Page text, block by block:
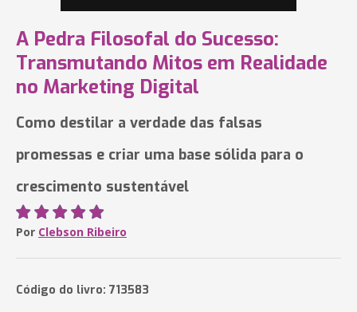
A Pedra Filosofal do Sucesso:
Transmutando Mitos em Realidade
no Marketing Digital
Como destilar a verdade das falsas
promessas e criar uma base sólida para o
crescimento sustentável
Por Clebson Ribeiro
Código do livro: 713583